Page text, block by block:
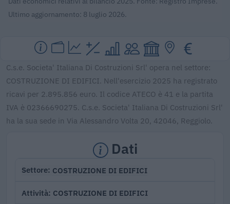
Ultimo aggiornamento: 8 luglio 2026.
C.s.e. Societa' Italiana Di Costruzioni Srl' opera nel settore:
COSTRUZIONE DI EDIFICI. Nell'esercizio 2025 ha registrato
ricavi per 2.895.856 euro. Il codice ATECO è 41 e la partita
IVA è 02366690275. C.s.e. Societa' Italiana Di Costruzioni Srl'
ha la sua sede in Via Alessandro Volta 20, 42046, Reggiolo.
Dati
Settore COSTRUZIONE DI EDIFICI
Attività COSTRUZIONE DI EDIFICI